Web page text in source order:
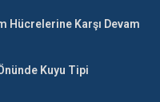
Hücrelerine Karşı Devam
Kuyu Tipi